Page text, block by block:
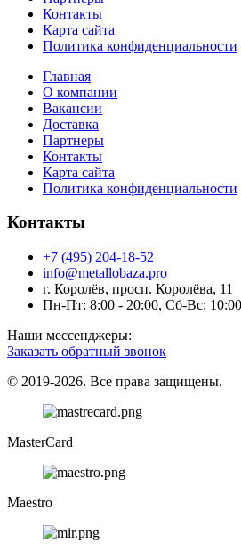
Контакты
Карта сайта
Политика конфиденциальности
Главная
О компании
Вакансии
Доставка
Партнеры
Контакты
Карта сайта
Политика конфиденциальности
Контакты
+7 (495) 204-18-52
info@metallobaza.pro
г. Королёв, просп. Королёва, 11
Пн-Пт: 8:00 - 20:00, Сб-Вс:
Наши мессенджеры:
Заказать обратный звонок
© 2019-2026. Все права защищены.
MasterCard
Maestro